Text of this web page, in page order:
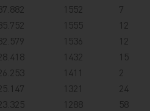
1552
7
1555
12
1536
12
1432
15
1411
2
1321
24
1288
58